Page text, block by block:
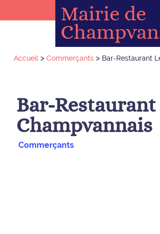
Mairie de
Accueil > Commerçants > Bar-Restaurant
Bar-Restaurant
Champvannais
Commerçants